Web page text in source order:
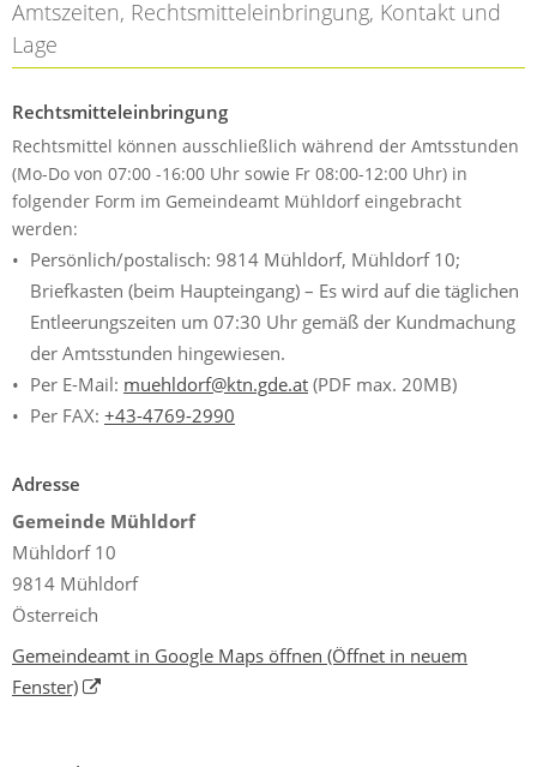
Amtszeiten, Rechtsmitteleinbringung, Kontakt und
Lage
Rechtsmitteleinbringung
Rechtsmittel können ausschließlich während der Amtsstunden
(Mo-Do von 07:00 -16:00 Uhr sowie Fr 08:00-12:00 Uhr) in
folgender Form im Gemeindeamt Mühldorf eingebracht
werden:
Persönlich/postalisch: 9814 Mühldorf, Mühldorf 10;
Briefkasten (beim Haupteingang) – Es wird auf die täglichen
Entleerungszeiten um 07:30 Uhr gemäß der Kundmachung
der Amtsstunden hingewiesen.
Per E-Mail: muehldorf@ktn.gde.at (PDF max. 20MB)
Per FAX: +43-4769-2990
Adresse
Gemeinde Mühldorf
Mühldorf 10
9814 Mühldorf
Österreich
Gemeindeamt in Google Maps öffnen (Öffnet in neuem
Fenster)